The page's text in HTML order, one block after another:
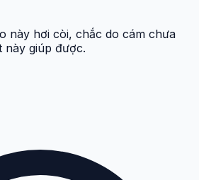
này hơi còi, chắc do cám chưa
này giúp được.